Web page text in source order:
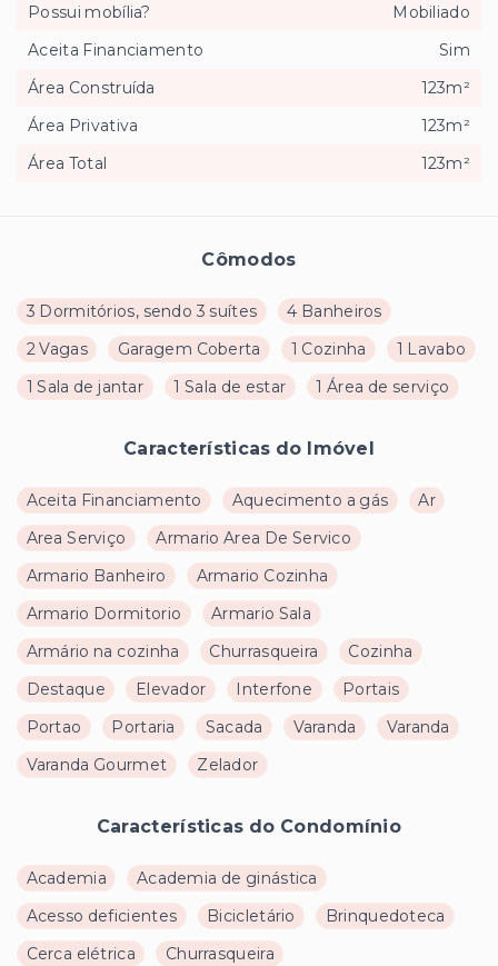
Cômodos
3 Dormitórios, sendo 3 suítes
4 Banheiros
2 Vagas
Garagem Coberta 1 Cozinha
1 Lavabo
1 Sala de jantar
1 Sala de estar 1 Área de serviço
Características do Imóvel
Aceita Financiamento Aquecimento a gás
Ar
Area Serviço
Armario Area De Servico
Armario Banheiro
Armario Cozinha
Armario Dormitorio
Armario Sala
Armário na cozinha
Churrasqueira
Cozinha
Destaque
Elevador Interfone
Portais
Portao
Portaria Sacada Varanda
Varanda
Varanda Gourmet
Zelador
Características do Condomínio
Academia
Academia de ginástica
Acesso deficientes
Bicicletário
Brinquedoteca
Cerca elétrica
Churrasqueira
Possui mobília?
Mobiliado
Aceita Financiamento
Sim
Área Construída
123m²
Área Privativa
123m²
Área Total
123m²